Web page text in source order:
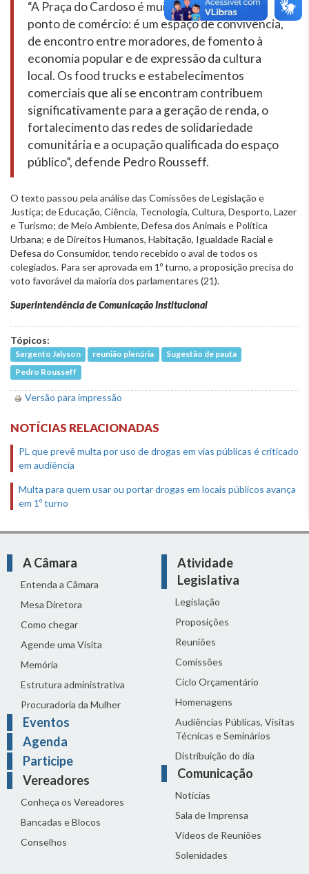
“A Praça do Cardoso é muito mais do que um
ponto de comércio: é um espaço de convivência,
de encontro entre moradores, de fomento à
economia popular e de expressão da cultura
local. Os food trucks e estabelecimentos
comerciais que ali se encontram contribuem
significativamente para a geração de renda, o
fortalecimento das redes de solidariedade
comunitária e a ocupação qualificada do espaço
público”, defende Pedro Rousseff.
O texto passou pela análise das Comissões de Legislação e
Justiça; de Educação, Ciência, Tecnologia, Cultura, Desporto, Lazer
e Turismo; de Meio Ambiente, Defesa dos Animais e Política
Urbana; e de Direitos Humanos, Habitação, Igualdade Racial e
Defesa do Consumidor, tendo recebido o aval de todos os
colegiados. Para ser aprovada em 1º turno, a proposição precisa do
voto favorável da maioria dos parlamentares (21).
Superintendência de Comunicação Institucional
Tópicos:
Sargento Jalyson reunião plenária
Sugestão de pauta
Pedro Rousseff
Versão para impressão
NOTÍCIAS RELACIONADAS
PL que prevê multa por uso de drogas em vias públicas é criticado
em audiência
Multa para quem usar ou portar drogas em locais públicos avança
em 1º turno
A Câmara
Entenda a Câmara
Mesa Diretora
Como chegar
Agende uma Visita
Memória
Estrutura administrativa
Procuradoria da Mulher
Eventos
Agenda
Participe
Vereadores
Conheça os Vereadores
Bancadas e Blocos
Conselhos
Atividade
Legislativa
Legislação
Proposições
Reuniões
Comissões
Ciclo Orçamentário
Homenagens
Audiências Públicas, Visitas
Técnicas e Seminários
Distribuição do dia
Comunicação
Notícias
Sala de Imprensa
Vídeos de Reuniões
Solenidades